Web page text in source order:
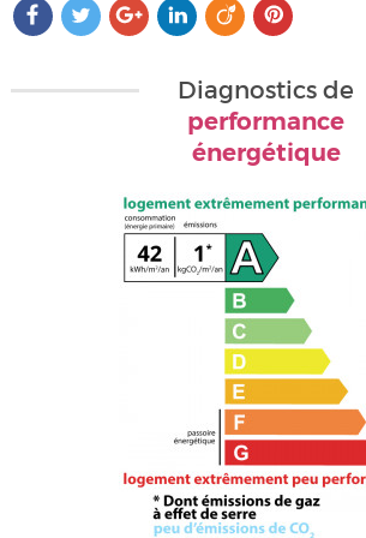
Diagnostics de
performance
énergétique